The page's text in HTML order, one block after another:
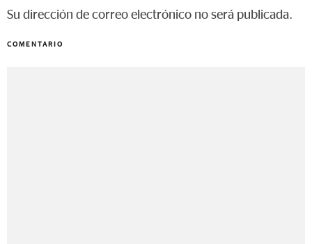
Su dirección de correo electrónico no será publicada.
COMENTARIO